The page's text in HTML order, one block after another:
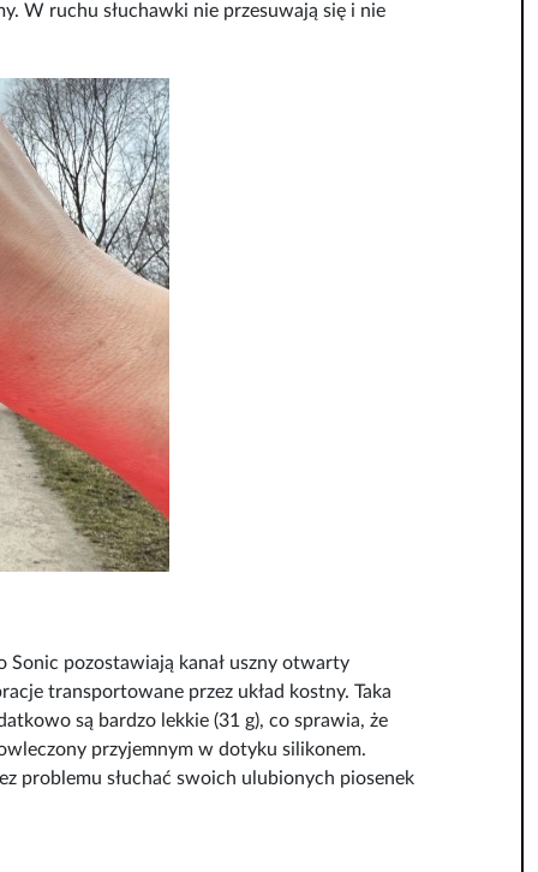
W ruchu słuchawki nie przesuwają się i nie
Sonic pozostawiają kanał uszny otwarty
transportowane przez układ kostny. Taka
są bardzo lekkie (31 g), co sprawia, że
przyjemnym w dotyku silikonem.
problemu słuchać swoich ulubionych piosenek